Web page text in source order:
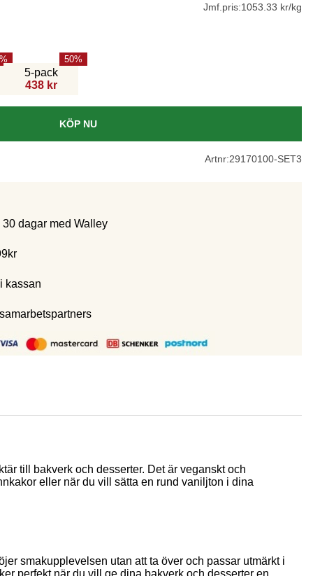
Jmf.pris:1053.33 kr/kg
5-pack
438 kr
50
KÖP NU
Artnr:29170100-SET3
dagar med Walley
kassan
till bakverk och desserter. Det är veganskt och
eller när du vill sätta en rund vaniljton i dina
smakupplevelsen utan att ta över och passar utmärkt i